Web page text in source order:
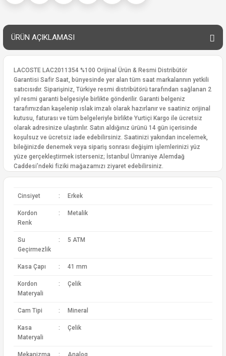
ÜRÜN AÇIKLAMASI
LACOSTE LAC2011354 %100 Orijinal Ürün & Resmi Distribütör
Garantisi Safir Saat, bünyesinde yer alan tüm saat markalarının yetkili
satıcısıdır. Siparişiniz, Türkiye resmi distribütörü tarafından sağlanan 2
yıl resmi garanti belgesiyle birlikte gönderilir. Garanti belgeniz
tarafımızdan kaşelenip ıslak imzalı olarak hazırlanır ve saatiniz orijinal
kutusu, faturası ve tüm belgeleriyle birlikte Yurtiçi Kargo ile ücretsiz
olarak adresinize ulaştırılır. Satın aldığınız ürünü 14 gün içerisinde
koşulsuz ve ücretsiz iade edebilirsiniz. Saatinizi yakından incelemek,
bileğinizde denemek veya sipariş sonrası değişim işlemlerinizi yüz
yüze gerçekleştirmek isterseniz; İstanbul Ümraniye Alemdağ
Caddesi’ndeki fiziki mağazamızı ziyaret edebilirsiniz.
Cinsiyet : Erkek
Kordon
Renk
: Metalik
Su
Geçirmezlik
: 5 ATM
Kasa Çapı : 41 mm
Kordon
Materyali
: Çelik
Cam Tipi : Mineral
Kasa
Materyali
: Çelik
Mekanizma : Analog